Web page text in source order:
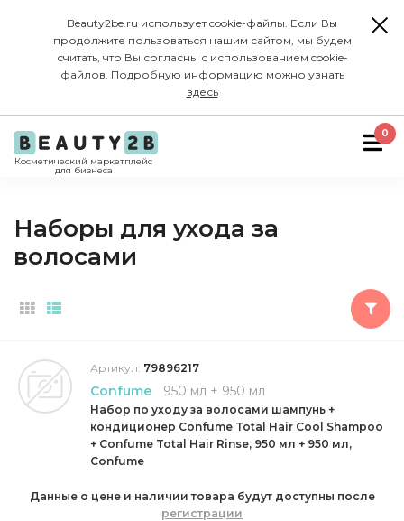
Beauty2be.ru использует cookie-файлы. Если Вы
продолжите пользоваться нашим сайтом, мы будем
считать, что Вы согласны с использованием cookie-
файлов. Подробную информацию можно узнать
здесь
Косметический маркетплейс
для бизнеса
0
Наборы для ухода за
волосами
Артикул: 79896217
Confume 950 мл + 950 мл
Набор по уходу за волосами шампунь +
кондиционер Confume Total Hair Cool Shampoo
+ Confume Total Hair Rinse, 950 мл + 950 мл,
Confume
Данные о цене и наличии товара будут доступны после
регистрации